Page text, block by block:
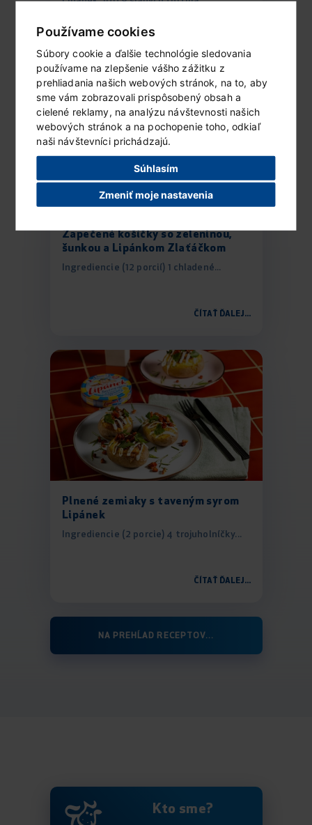
Používame cookies
Súbory cookie a ďalšie technológie sledovania
používame na zlepšenie vášho zážitku z
prehliadania našich webových stránok, na to, aby
sme vám zobrazovali prispôsobený obsah a
cielené reklamy, na analýzu návštevnosti našich
webových stránok a na pochopenie toho, odkiaľ
naši návštevníci prichádzajú.
Súhlasím
Zmeniť moje nastavenia
Zapečené košíčky so zeleninou,
šunkou a Lipánkom Zlaťáčkom
Ingrediencie (12 porcií) 1 chladené...
ČÍTAŤ ĎALEJ...
Plnené zemiaky s taveným syrom
Lipánek
Ingrediencie (2 porcie) 4 trojuholníčky...
ČÍTAŤ ĎALEJ...
NA PREHĹAD RECEPTOV...
Kto sme?